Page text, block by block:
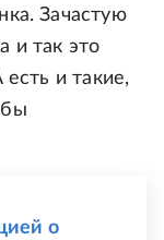
Зачастую
и так это
и такие,
о